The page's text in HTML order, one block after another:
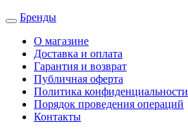
Бренды
О магазине
Доставка и оплата
Гарантия и возврат
Публичная оферта
Политика конфиденциальности
Порядок проведения операций
Контакты